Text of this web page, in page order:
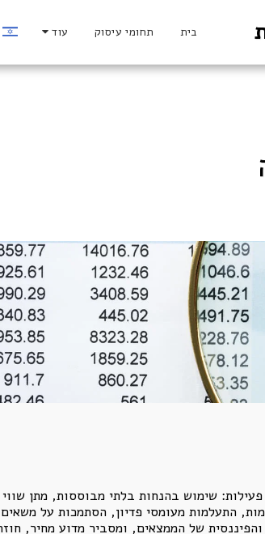
בית תחומי עיסוק עוד
שווי פעילות: שימוש בהנחות בלתי מבוססות, מתן
התעלמות מעומסי פדיון, הסתמכות על
של הממצאים, ומסביר מדוע מחיר,